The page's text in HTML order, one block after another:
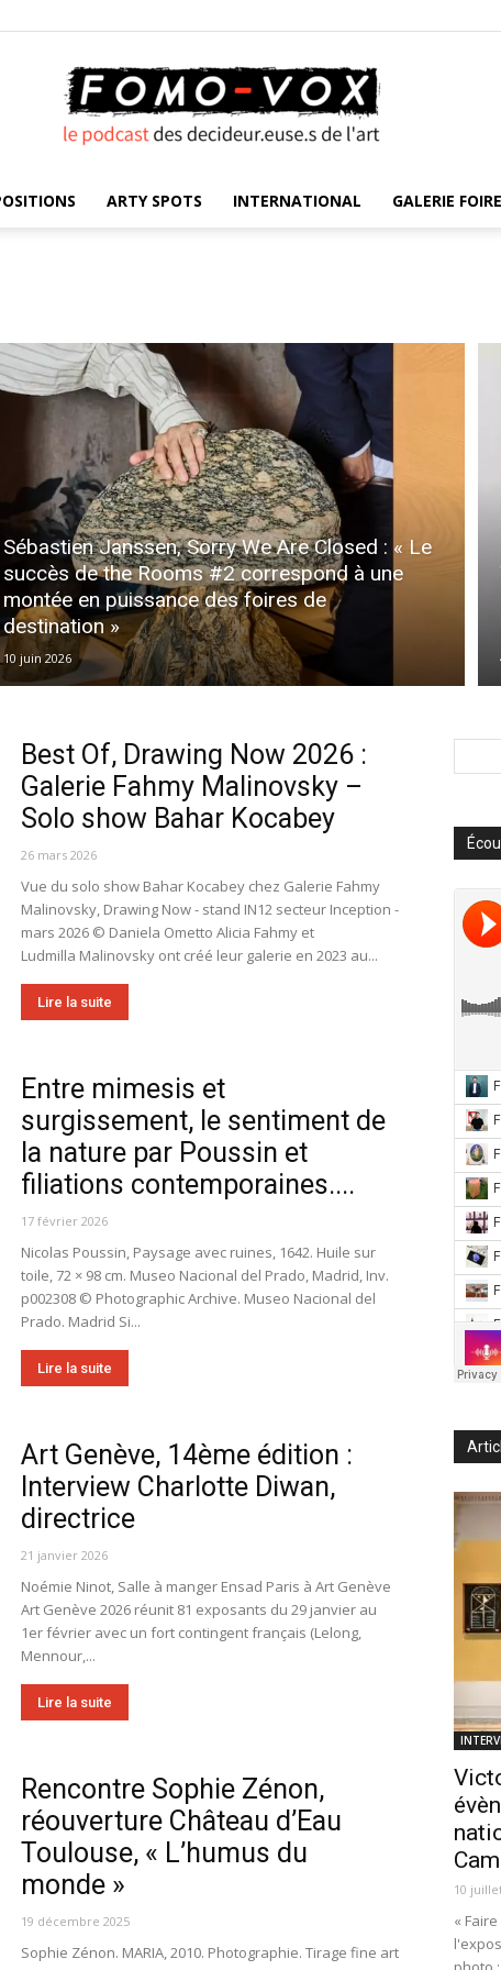
VOX
ARTY SPOTS INTERNATIONAL GALERIE
Sébastien Janssen, Sorry We Are Closed : « Le
succès de the Rooms #2 correspond à une
montée en puissance des foires de
destination »
10 juin 2026
Best Of, Drawing Now 2026 :
Galerie Fahmy Malinovsky –
Solo show Bahar Kocabey
26 mars 2026
Vue du solo show Bahar Kocabey chez Galerie Fahmy
Malinovsky, Drawing Now - stand IN12 secteur Inception -
mars 2026 © Daniela Ometto Alicia Fahmy et
Ludmilla Malinovsky ont créé leur galerie en 2023 au...
Lire la suite
Entre mimesis et
surgissement, le sentiment de
la nature par Poussin et
filiations contemporaines....
17 février 2026
Nicolas Poussin, Paysage avec ruines, 1642. Huile sur
toile, 72 × 98 cm. Museo Nacional del Prado, Madrid, Inv.
p002308 © Photographic Archive. Museo Nacional del
Prado. Madrid Si...
Lire la suite
Art Genève, 14ème édition :
Interview Charlotte Diwan,
directrice
21 janvier 2026
Noémie Ninot, Salle à manger Ensad Paris à Art Genève
Art Genève 2026 réunit 81 exposants du 29 janvier au
1er février avec un fort contingent français (Lelong,
Mennour,...
Lire la suite
Rencontre Sophie Zénon,
réouverture Château d’Eau
Toulouse, « L’humus du
monde »
19 décembre 2025
Sophie Zénon. MARIA, 2010. Photographie. Tirage fine art
10
«